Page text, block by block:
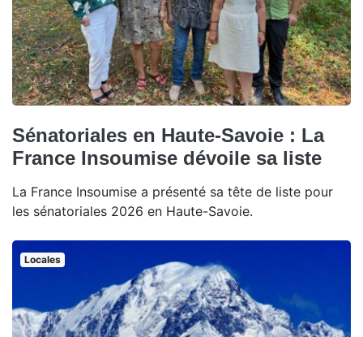
Sénatoriales en Haute-Savoie : La
France Insoumise dévoile sa liste
La France Insoumise a présenté sa tête de liste pour
les sénatoriales 2026 en Haute-Savoie.
Locales